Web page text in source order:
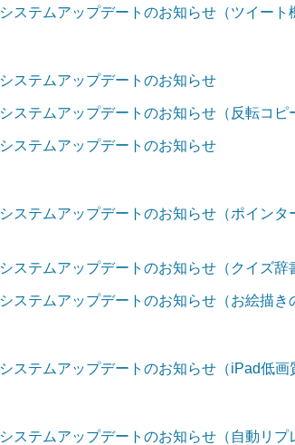
システムアップデートのお知らせ（ツイート
システムアップデートのお知らせ
システムアップデートのお知らせ（反転コピ
システムアップデートのお知らせ
システムアップデートのお知らせ（ポイン
システムアップデートのお知らせ（クイズ辞
システムアップデートのお知らせ（お絵描き
システムアップデートのお知らせ（iPad低画
システムアップデートのお知らせ（自動リプ